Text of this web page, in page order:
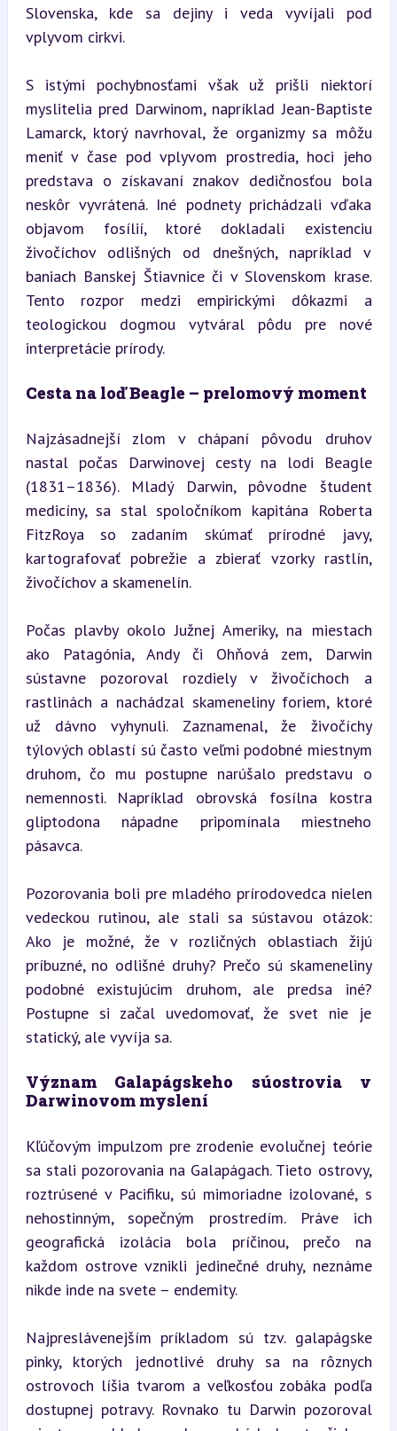
Slovenska, kde sa dejiny i veda vyvíjali pod
vplyvom cirkvi.
S istými pochybnosťami však už prišli niektorí
myslitelia pred Darwinom, napríklad Jean-Baptiste
Lamarck, ktorý navrhoval, že organizmy sa môžu
meniť v čase pod vplyvom prostredia, hoci jeho
predstava o získavaní znakov dedičnosťou bola
neskôr vyvrátená. Iné podnety prichádzali vďaka
objavom fosílií, ktoré dokladali existenciu
živočíchov odlišných od dnešných, napríklad v
baniach Banskej Štiavnice či v Slovenskom krase.
Tento rozpor medzi empirickými dôkazmi a
teologickou dogmou vytváral pôdu pre nové
interpretácie prírody.
Cesta na loď Beagle – prelomový moment
Najzásadnejší zlom v chápaní pôvodu druhov
nastal počas Darwinovej cesty na lodi Beagle
(1831–1836). Mladý Darwin, pôvodne študent
medicíny, sa stal spoločníkom kapitána Roberta
FitzRoya so zadaním skúmať prírodné javy,
kartografovať pobrežie a zbierať vzorky rastlín,
živočíchov a skamenelín.
Počas plavby okolo Južnej Ameriky, na miestach
ako Patagónia, Andy či Ohňová zem, Darwin
sústavne pozoroval rozdiely v živočíchoch a
rastlinách a nachádzal skameneliny foriem, ktoré
už dávno vyhynuli. Zaznamenal, že živočíchy
týlových oblastí sú často veľmi podobné miestnym
druhom, čo mu postupne narúšalo predstavu o
nemennosti. Napríklad obrovská fosílna kostra
gliptodona nápadne pripomínala miestneho
pásavca.
Pozorovania boli pre mladého prírodovedca nielen
vedeckou rutinou, ale stali sa sústavou otázok:
Ako je možné, že v rozličných oblastiach žijú
príbuzné, no odlišné druhy? Prečo sú skameneliny
podobné existujúcim druhom, ale predsa iné?
Postupne si začal uvedomovať, že svet nie je
statický, ale vyvíja sa.
Význam Galapágskeho súostrovia v
Darwinovom myslení
Kľúčovým impulzom pre zrodenie evolučnej teórie
sa stali pozorovania na Galapágach. Tieto ostrovy,
roztrúsené v Pacifiku, sú mimoriadne izolované, s
nehostinným, sopečným prostredím. Práve ich
geografická izolácia bola príčinou, prečo na
každom ostrove vznikli jedinečné druhy, neznáme
nikde inde na svete – endemity.
Najpreslávenejším príkladom sú tzv. galapágske
pinky, ktorých jednotlivé druhy sa na rôznych
ostrovoch líšia tvarom a veľkosťou zobáka podľa
dostupnej potravy. Rovnako tu Darwin pozoroval